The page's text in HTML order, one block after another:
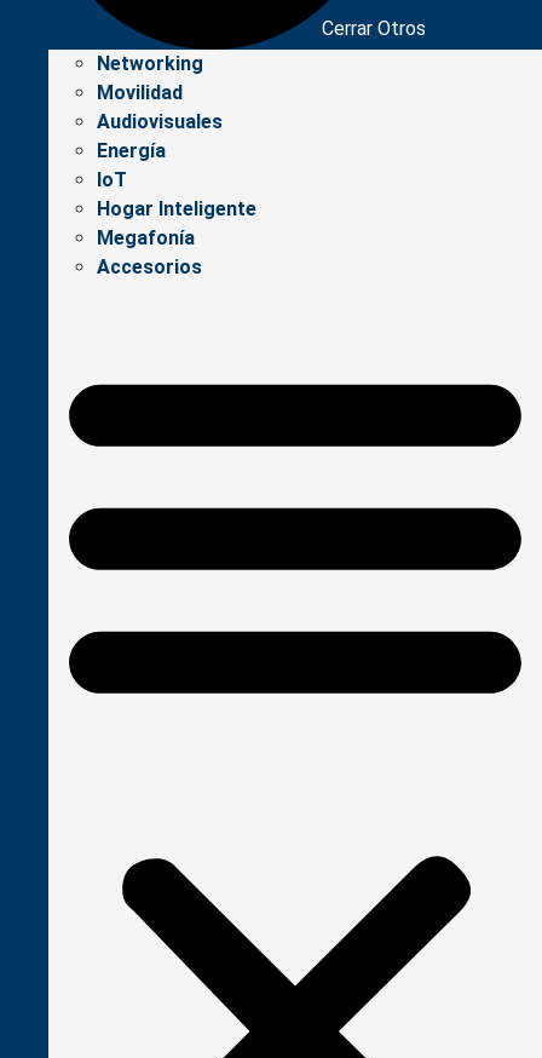
Cerrar Otros
Networking
Movilidad
Audiovisuales
Energía
IoT
Hogar Inteligente
Megafonía
Accesorios